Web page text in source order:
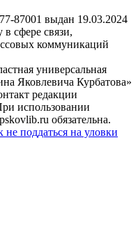
87001 выдан 19.03.2024
сфере связи,
коммуникаций
универсальная
Яковлевича Курбатова»
редакции
использовании
обязательна.
поддаться на уловки